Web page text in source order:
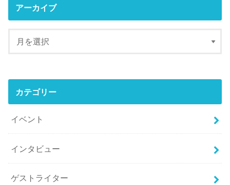
アーカイブ
カテゴリー
イベント
インタビュー
ゲストライター